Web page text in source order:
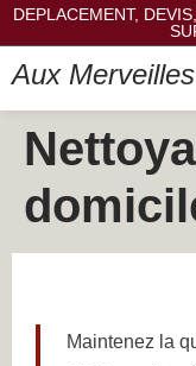
DEPLACEMENT,
Aux
Maintenez la